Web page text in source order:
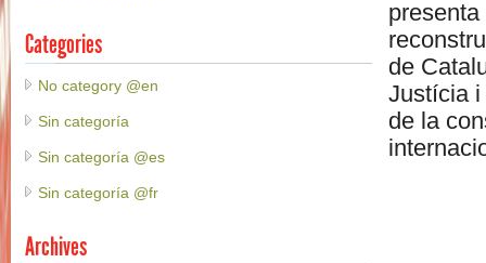
de
Justícia i
de la
Categories
No category @en
Sin categoría
Sin categoría @es
Sin categoría @fr
Archives